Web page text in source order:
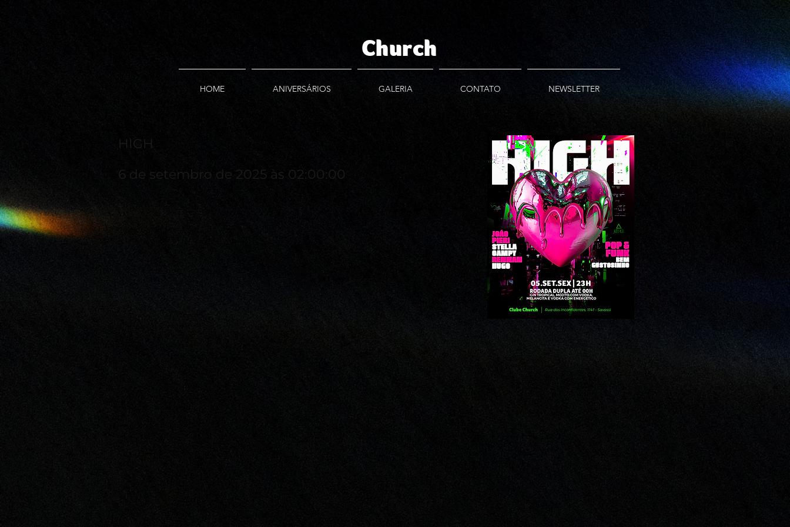
Church
HOME ANIVERSÁRIOS GALERIA CONTATO NEWSLETTER
HIGH
6 de setembro de 2025 às 02:00:00